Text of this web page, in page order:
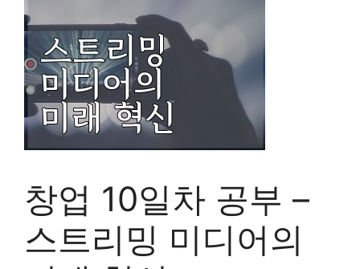
창업 10일차 공부 –
스트리밍 미디어의